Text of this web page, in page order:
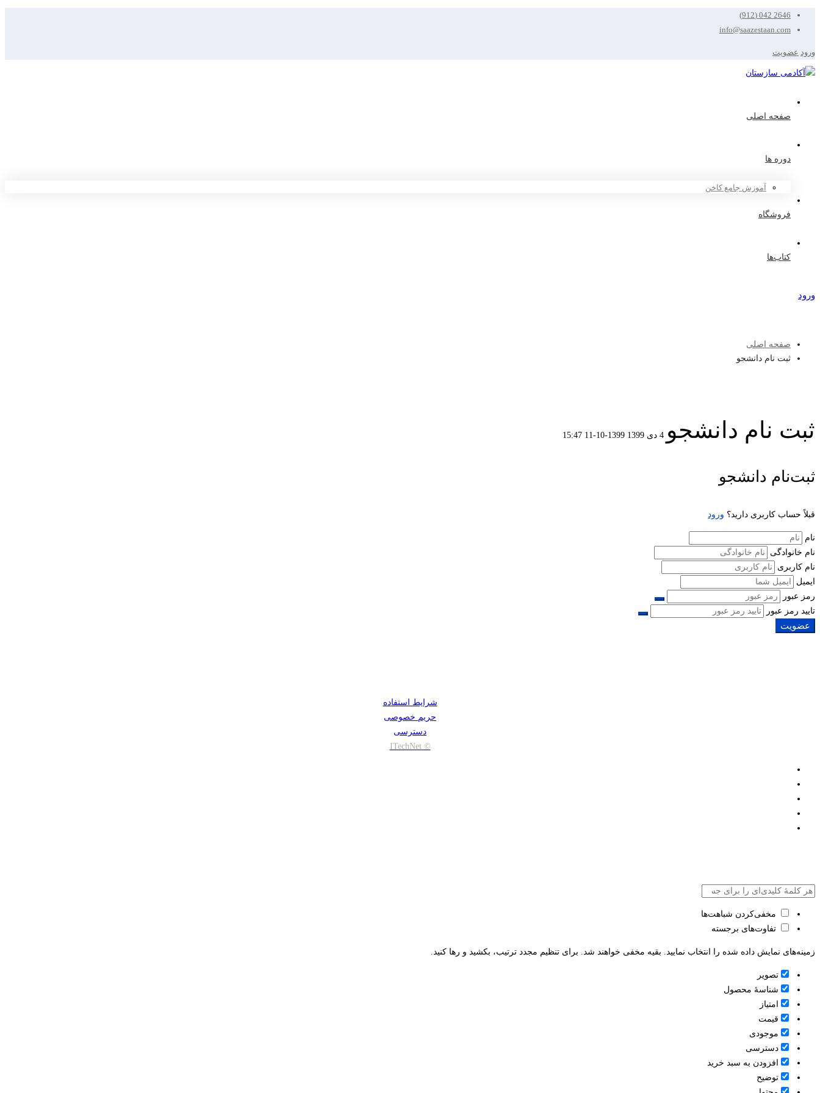
2646 042 (912)
info@saazestaan.com
ورود عضویت
صفحه اصلی
دوره ها
آموزش جامع کاخن
فروشگاه
کتاب‌ها
ورود
صفحه اصلی
ثبت نام دانشجو
ثبت نام دانشجو 4 دی 1399 1399-10-11 15:47
ثبت
نام
دانشجو
ثبت‌نام دانشجو
قبلاً حساب کاربری دارید؟ ورود
نام
نام خانوادگی
نام کاربری
ایمیل
رمز عبور
تایید رمز عبور
عضویت
شرایط استفاده
حریم خصوصی
دسترسی
© ITechNet
مخفی‌کردن شباهت‌ها
تفاوت‌های برجسته
زمینه‌های نمایش داده شده را انتخاب نمایید. بقیه مخفی خواهند شد. برای تنظیم مجدد ترتیب، بکشید و رها کنید.
تصویر
شناسۀ محصول
امتیاز
قيمت
موجودی
دسترسی
افزودن به سبد خرید
توضیح